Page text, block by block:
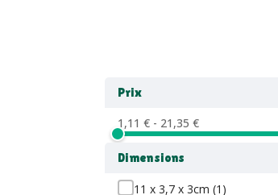
Prix
1,11 € - 21,35 €
Dimensions
11 x 3,7 x 3cm (1)